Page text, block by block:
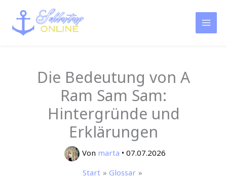
Inhalt
springen
Die Bedeutung von A
Ram Sam Sam:
Hintergründe und
Erklärungen
Von marta • 07.07.2026
Start
Glossar